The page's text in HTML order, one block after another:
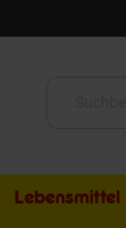
Lebensmittel